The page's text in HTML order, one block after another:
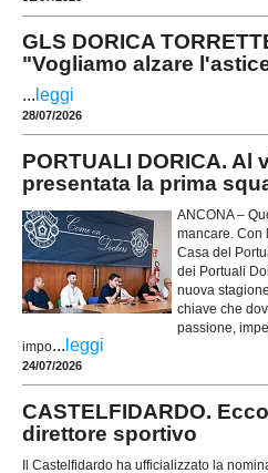
GLS DORICA
"Vogliamo alzare
... leggi
28/07/2026
PORTUALI DORICA. Al
presentata la prima
ANCONA –
mancare. Con
Casa del
dei Portuali
nuova
chiave che
passione,
impo... leggi
24/07/2026
CASTELFIDARDO.
direttore sportivo
Il Castelfidardo ha ufficializzato la